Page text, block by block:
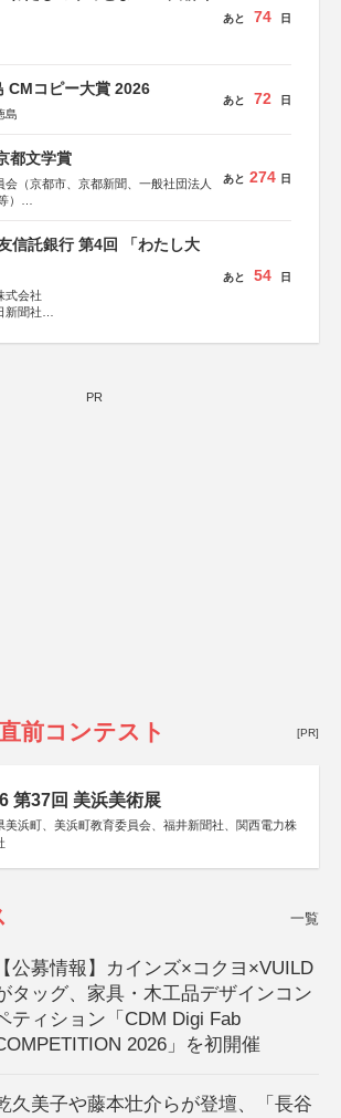
あと 74 日
CMコピー大賞 2026
島
あと 72 日
都文学賞
会（京都市、京都新聞、一般社団法人
）
房新社、幻冬舎、講談社、光文社、
社、新潮社、淡交社、ちいさいミシ
書房、PHP研究所、双葉社、文藝春
あと 274 日
信託銀行 第4回 「わたし大
式会社
新聞社
あと 54 日
PR
前コンテスト [PR]
第37回 美浜美術展
美浜町、美浜町教育委員会、福井新聞社、関西電力株
一覧
【公募情報】カインズ×コクヨ×VUILD
タッグ、家具・木工品デザインコン
ティション「CDM Digi Fab
2026」を初開催
久美子や藤本壮介らが登壇、「長谷